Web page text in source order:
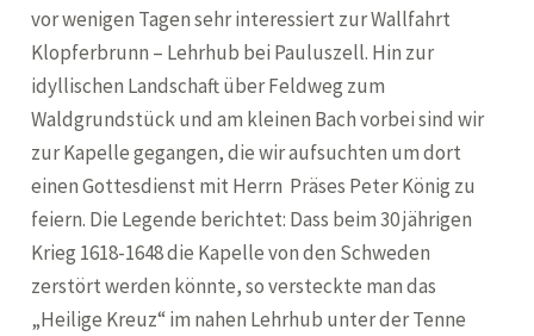
vor wenigen Tagen sehr interessiert zur Wallfahrt
Klopferbrunn – Lehrhub bei Pauluszell. Hin zur
idyllischen Landschaft über Feldweg zum
Waldgrundstück und am kleinen Bach vorbei sind wir
zur Kapelle gegangen, die wir aufsuchten um dort
einen Gottesdienst mit Herrn Präses Peter König zu
feiern. Die Legende berichtet: Dass beim 30 jährigen
Krieg 1618-1648 die Kapelle von den Schweden
zerstört werden könnte, so versteckte man das
„Heilige Kreuz“ im nahen Lehrhub unter der Tenne